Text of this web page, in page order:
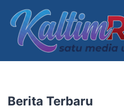
Berita Terbaru